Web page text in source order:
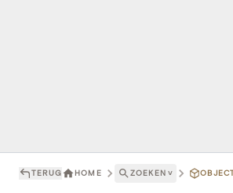
TERUG HOME ZOEKEN ˅